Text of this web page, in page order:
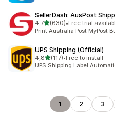
SellerDash: AusPost
4,7z 5 hvězd
(630)
Celkový počet recenzí: 630
•Free trial
Print Australia Post MyPost
UPS Shipping (Official)
4,8z 5 hvězd
(117)
Celkový počet recenzí: 117
•Free to install
UPS Shipping Label
1 2 3